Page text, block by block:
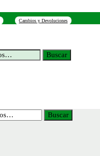
Cambios y Devoluciones
Buscar
Buscar